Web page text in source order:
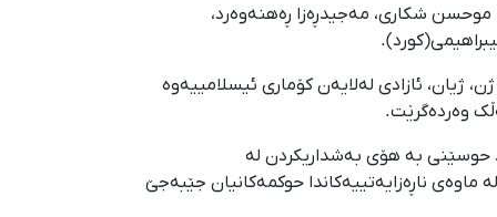
موحسن شکاری، مەجیدڕەزا ڕەهنەوەرد،
ژن، ژیان، ئازادی لەلایەن کۆماری ئیسلامییەوە
وەردەگرێت.
حوسێنی بە هۆی بەشداریکردن لە
ماوەی ناڕەزایەتییەکاندا حوکمەکانیان جێبەجێ